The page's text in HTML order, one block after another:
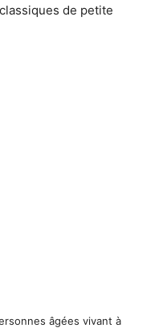
de petite
âgées vivant à